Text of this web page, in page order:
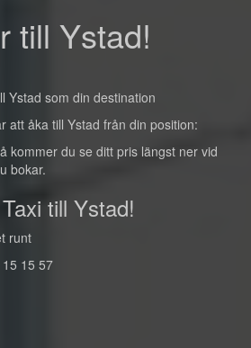
till Ystad!
Ystad som din destination
att åka till Ystad från din position:
kommer du se ditt pris längst ner vid
bokar.
till Ystad!
runt
15 57